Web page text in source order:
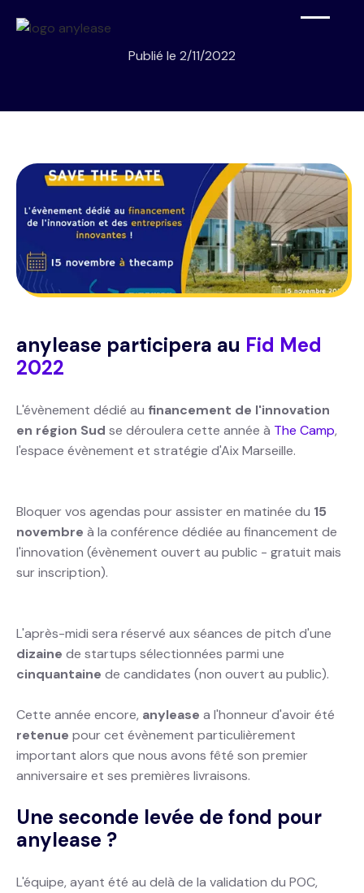
Publié le 2/11/2022
anylease participera au Fid Med
2022
L'évènement dédié au financement de l'innovation
en région Sud se déroulera cette année à The Camp,
l'espace évènement et stratégie d'Aix Marseille.
Bloquer vos agendas pour assister en matinée du 15
novembre à la conférence dédiée au financement de
l'innovation (évènement ouvert au public - gratuit mais
sur inscription).
L'après-midi sera réservé aux séances de pitch d'une
dizaine de startups sélectionnées parmi une
cinquantaine de candidates (non ouvert au public).
Cette année encore, anylease a l'honneur d'avoir été
retenue pour cet évènement particulièrement
important alors que nous avons fêté son premier
anniversaire et ses premières livraisons.
Une seconde levée de fond pour
anylease ?
L'équipe, ayant été au delà de la validation du POC,